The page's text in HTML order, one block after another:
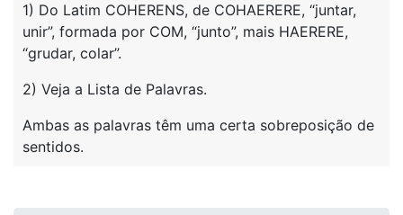
1) Do Latim COHERENS, de COHAERERE, “juntar,
unir”, formada por COM, “junto”, mais HAERERE,
“grudar, colar”.
2) Veja a Lista de Palavras.
Ambas as palavras têm uma certa sobreposição de
sentidos.